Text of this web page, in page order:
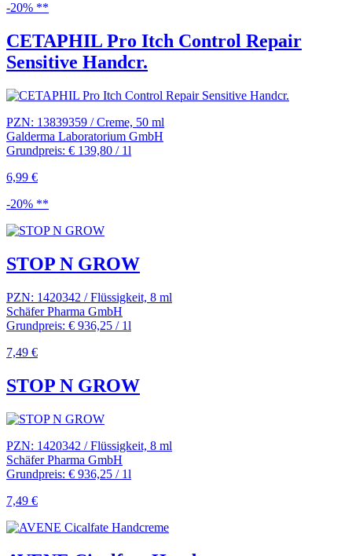
-20% **
CETAPHIL Pro Itch Control Repair
Sensitive Handcr.
PZN: 13839359 / Creme, 50 ml
Galderma Laboratorium GmbH
Grundpreis: € 139,80 / 1l
6,99 €
-20% **
STOP N GROW
PZN: 1420342 / Flüssigkeit, 8 ml
Schäfer Pharma GmbH
Grundpreis: € 936,25 / 1l
7,49 €
STOP N GROW
PZN: 1420342 / Flüssigkeit, 8 ml
Schäfer Pharma GmbH
Grundpreis: € 936,25 / 1l
7,49 €